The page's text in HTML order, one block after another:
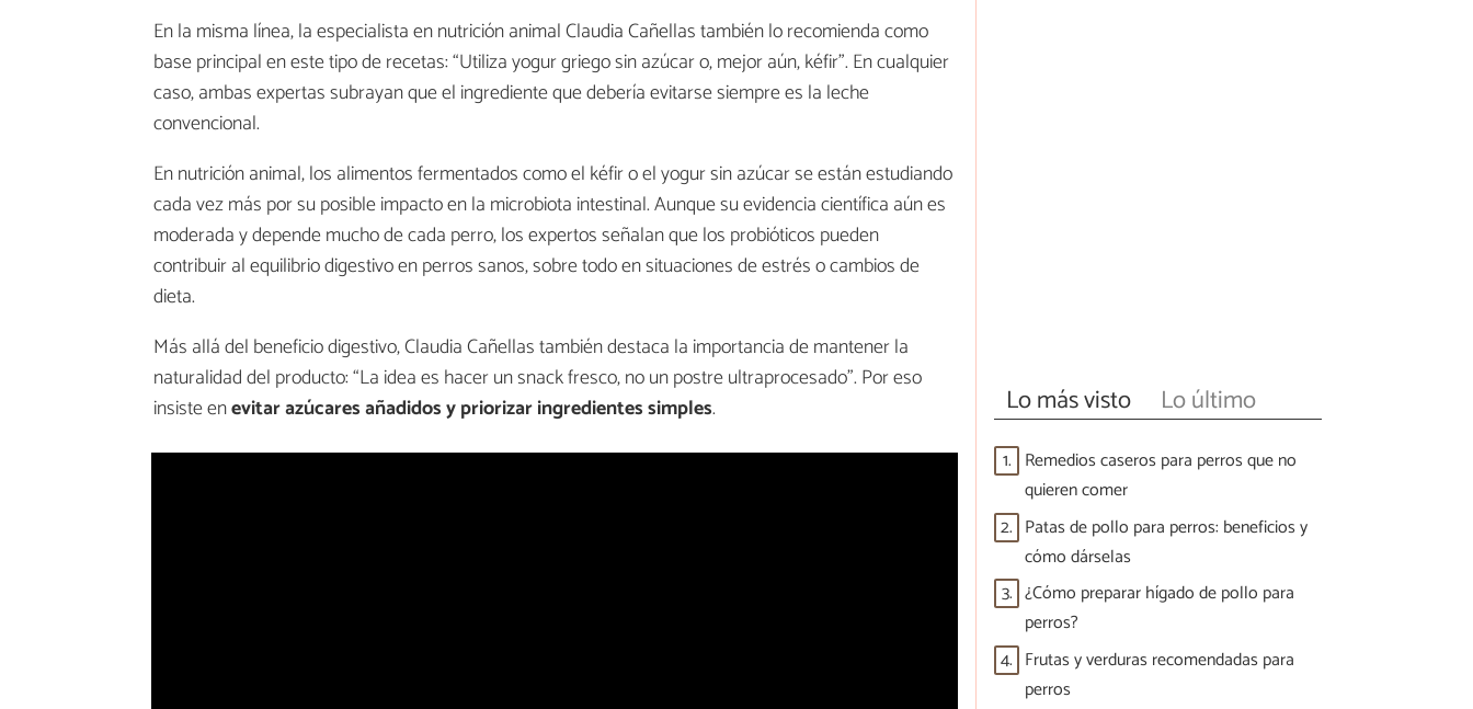
En la misma línea, la especialista en nutrición animal Claudia Cañellas también lo recomienda como
base principal en este tipo de recetas: “Utiliza yogur griego sin azúcar o, mejor aún, kéfir”. En cualquier
caso, ambas expertas subrayan que el ingrediente que debería evitarse siempre es la leche
convencional.
En nutrición animal, los alimentos fermentados como el kéfir o el yogur sin azúcar se están estudiando
cada vez más por su posible impacto en la microbiota intestinal. Aunque su evidencia científica aún es
moderada y depende mucho de cada perro, los expertos señalan que los probióticos pueden
contribuir al equilibrio digestivo en perros sanos, sobre todo en situaciones de estrés o cambios de
dieta.
Más allá del beneficio digestivo, Claudia Cañellas también destaca la importancia de mantener la
naturalidad del producto: “La idea es hacer un snack fresco, no un postre ultraprocesado”. Por eso
insiste enevitar azúcares añadidos y priorizar ingredientes simples. Lo más visto Lo último
1. Remedios caseros para perros que no
quieren comer
2. Patas de pollo para perros: beneficios y
cómo dárselas
3. ¿Cómo preparar hígado de pollo para
perros?
4. Frutas y verduras recomendadas para
perros